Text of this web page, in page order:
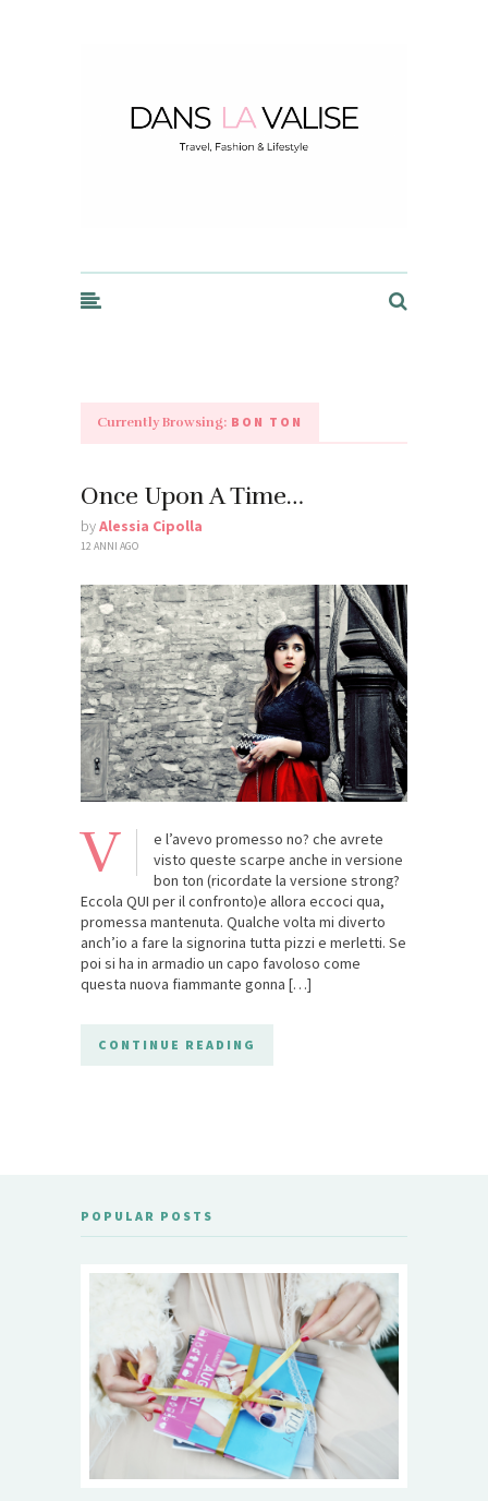
Currently Browsing: BON TON
Once Upon A Time…
byAlessia Cipolla
12 ANNI AGO
V
e l’avevo promesso no? che avrete
visto queste scarpe anche in versione
bon ton (ricordate la versione strong?
Eccola QUI per il confronto)e allora eccoci qua,
promessa mantenuta. Qualche volta mi diverto
anch’io a fare la signorina tutta pizzi e merletti. Se
poi si ha in armadio un capo favoloso come
questa nuova fiammante gonna […]
CONTINUE READING
POPULAR POSTS